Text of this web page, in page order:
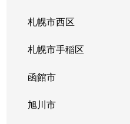
札幌市西区
札幌市手稲区
函館市
旭川市